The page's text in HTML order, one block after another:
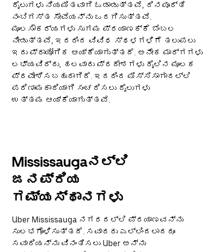
ರೈಲುಗಳು ನಿಯಮಿತವಾಗಿ ಓಡಾಡುತ್ತವೆ, ದಿನಪೂರ್ತಿ
ನಂಬಿಗಸ್ತ ಸೇವೆಯನ್ನು ಒದಗಿಸುತ್ತವೆ.
ಮೂಲಸೌಕರ್ಯಗಳು ಸುಗಮ ಪ್ರಯಾಣಕ್ಕೆ ಬೆಂಬಲ
ನೀಡುತ್ತವೆ, ಇದರಿಂದ ವಿವಿಧ ಸ್ಥಳಗಳಿಗೆ ತಲುಪಲು
ಇದು ಪ್ರಾಯೋಗಿಕ ಆಯ್ಕೆಯಾಗುತ್ತದೆ. ಅನೇಕ ಮಾರ್ಗಗಳು
ಲಭ್ಯವಿದ್ದು, ಹಲವಾರು ಪ್ರದೇಶಗಳು ರೈಲಿನ ಮೂಲಕ
ಪ್ರವೇಶಿಸಬಹುದಾಗಿದೆ. ಇದರಿಂದ ಮಿಸ್ಸಿಸಾಗಾದಲ್ಲಿ
ಪರಿಣಾಮಕಾರಿಯಾಗಿ ಸಂಚರಿಸಲು ರೈಲುಗಳು
ಉತ್ತಮ ಆಯ್ಕೆಯಾಗುತ್ತವೆ.
Mississaugaನಲ್ಲಿ
ಜನಪ್ರಿಯ
ಗಮ್ಯಸ್ಥಾನಗಳು
Uber Mississauga ನಗರದಲ್ಲಿ ಪ್ರಯಾಣವನ್ನು
ಸುಲಭಗೊಳಿಸುತ್ತದೆ. ಸವಾರರು ಎಲ್ಲಿಂದಲಾದರೂ
ಸವಾರಿಯನ್ನು ವಿನಂತಿಸಲು Uber ಅನ್ನು